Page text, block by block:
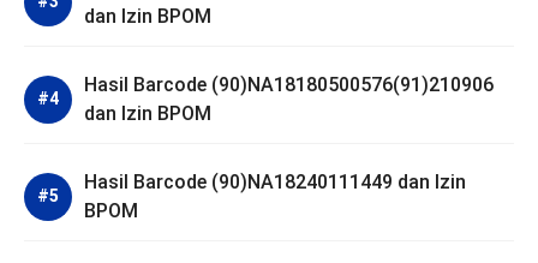
dan Izin BPOM
Hasil Barcode (90)NA18180500576(91)210906
dan Izin BPOM
Hasil Barcode (90)NA18240111449 dan Izin
BPOM